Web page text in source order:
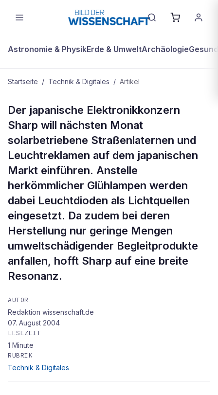
Astronomie & PhysikErde & UmweltArchäologie
Startseite / Technik & Digitales / Artikel
Straßenlampe mit Solarbetrieb
Der japanische Elektronikkonzern
Sharp will nächsten Monat
solarbetriebene Straßenlaternen und
Leuchtreklamen auf dem japanischen
Markt einführen. Anstelle
herkömmlicher Glühlampen werden
dabei Leuchtdioden als Lichtquellen
eingesetzt. Da zudem bei deren
Herstellung nur geringe Mengen
umweltschädigender Begleitprodukte
anfallen, hofft Sharp auf eine breite
Resonanz.
AUTOR
Redaktion wissenschaft.de
07. August 2004
LESEZEIT
1 Minute
RUBRIK
Technik & Digitales